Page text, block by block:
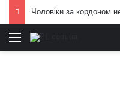
Меню